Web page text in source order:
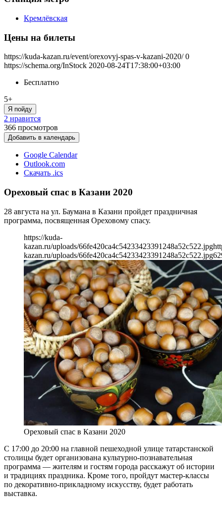
Кремлёвская
Цены на билеты
https://kuda-kazan.ru/event/orexovyj-spas-v-kazani-2020/ 0
https://schema.org/InStock 2020-08-24T17:38:00+03:00
Бесплатно
5+
Я пойду
2 нравится
366 просмотров
Добавить в календарь
Google Calendar
Outlook.com
Скачать .ics
Ореховый спас в Казани 2020
28 августа на ул. Баумана в Казани пройдет праздничная
программа, посвященная Ореховому спасу.
https://kuda-
kazan.ru/uploads/66fe420ca4c54233423391248a52c522.jpg
kazan.ru/uploads/66fe420ca4c54233423391248a52c522.jpg
Ореховый спас в Казани 2020
С 17:00 до 20:00 на главной пешеходной улице татарстанской
столицы будет организована культурно-познавательная
программа — жителям и гостям города расскажут об истории
и традициях праздника. Кроме того, пройдут мастер-классы
по декоративно-прикладному искусству, будет работать
выставка.